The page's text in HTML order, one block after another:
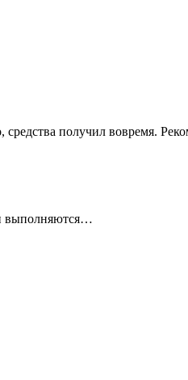
получил вовремя.
выполняются…